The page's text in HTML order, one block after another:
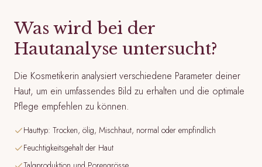
Was wird bei der
Hautanalyse untersucht?
Die Kosmetikerin analysiert verschiedene Parameter deiner
Haut, um ein umfassendes Bild zu erhalten und die optimale
Pflege empfehlen zu können.
Hauttyp: Trocken, ölig, Mischhaut, normal oder empfindlich
Feuchtigkeitsgehalt der Haut